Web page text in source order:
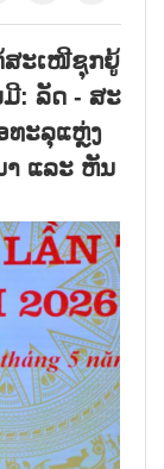
ສະ​ເໜີ​ຊຸກ​ຍູ້​
: ລັດ - ສະ​
ທະ​ລຸ​ແຫຼ່ງ​
າ ແລະ ຫັນ​